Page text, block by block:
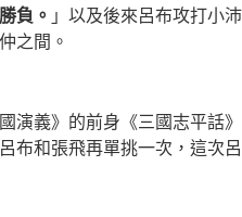
負。 」以及後來呂布攻打小
之間。
演義》的前身《三國志平話
布和張飛再單挑一次，這次